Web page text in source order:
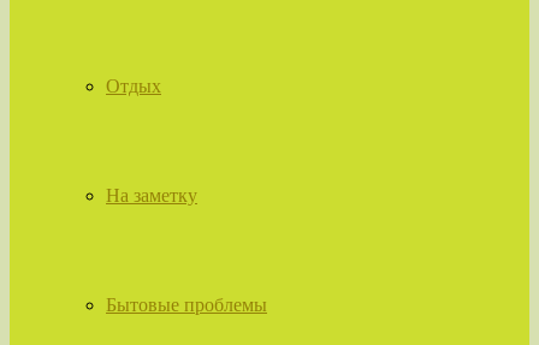
Отдых
На заметку
Бытовые проблемы